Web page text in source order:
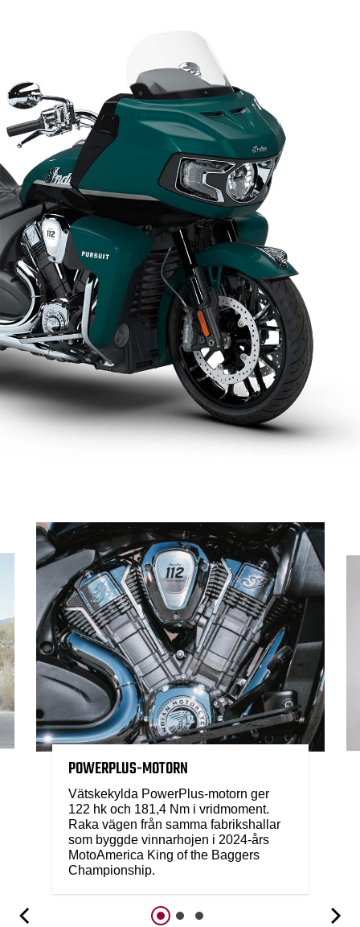
POWERPLUS-MOTORN
Vätskekylda PowerPlus-motorn ger
122 hk och 181,4 Nm i vridmoment.
Raka vägen från samma fabrikshallar
som byggde vinnarhojen i 2024-års
MotoAmerica King of the Baggers
Championship.